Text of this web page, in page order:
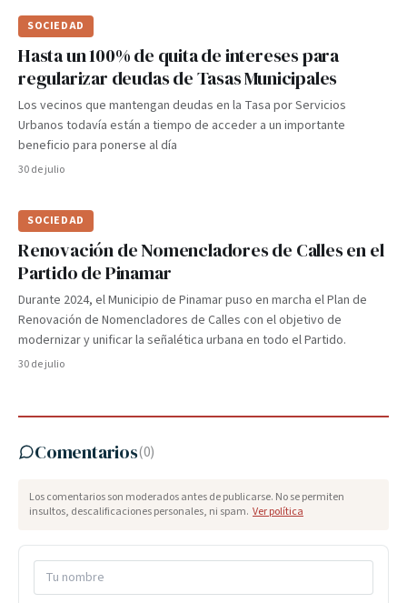
SOCIEDAD
Hasta un 100% de quita de intereses para
regularizar deudas de Tasas Municipales
Los vecinos que mantengan deudas en la Tasa por Servicios
Urbanos todavía están a tiempo de acceder a un importante
beneficio para ponerse al día
30 de julio
SOCIEDAD
Renovación de Nomencladores de Calles en el
Partido de Pinamar
Durante 2024, el Municipio de Pinamar puso en marcha el Plan de
Renovación de Nomencladores de Calles con el objetivo de
modernizar y unificar la señalética urbana en todo el Partido.
30 de julio
Comentarios(0)
Los comentarios son moderados antes de publicarse. No se permiten
insultos, descalificaciones personales, ni spam. Ver política